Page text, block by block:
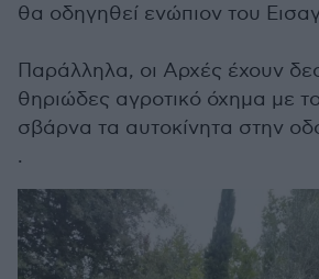
θα οδηγηθεί ενώπιον του
Παράλληλα, οι Αρχές έχουν
θηριώδες αγροτικό όχημα με
σβάρνα τα αυτοκίνητα στην
.